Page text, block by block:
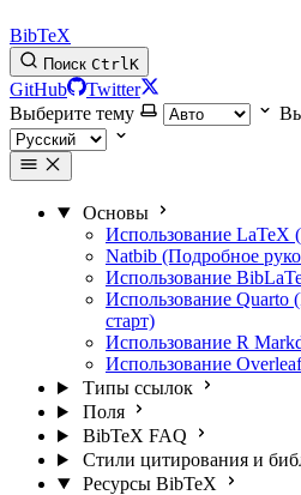
BibTeX
Поиск CtrlK
GitHub
Twitter
Выберите тему
Основы
Использование LaTeX
Natbib (Подробное
Использование
Использование Quarto
старт)
Использование R
Использование
Типы ссылок
Поля
BibTeX FAQ
Стили цитирования и
Ресурсы BibTeX